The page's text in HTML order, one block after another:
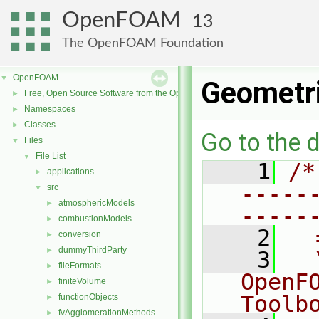
OpenFOAM 13
The OpenFOAM Foundation
▼ OpenFOAM
► Free, Open Source Software from the OpenFOAM Foundation
► Namespaces
► Classes
▼ Files
▼ File List
► applications
▼ src
► atmosphericModels
► combustionModels
► conversion
► dummyThirdParty
► fileFormats
► finiteVolume
► functionObjects
► fvAgglomerationMethods
Go to the
    1
/
    2
    3